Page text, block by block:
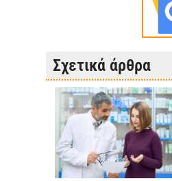
Σχετικά άρθρα